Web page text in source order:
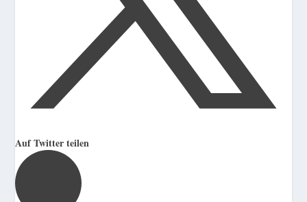
Auf Twitter teilen